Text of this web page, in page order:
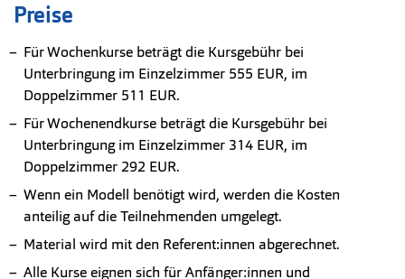
Preise
Für Wochenkurse beträgt die Kursgebühr bei
Unterbringung im Einzelzimmer 555 EUR, im
Doppelzimmer 511 EUR.
Für Wochenendkurse beträgt die Kursgebühr bei
Unterbringung im Einzelzimmer 314 EUR, im
Doppelzimmer 292 EUR.
Wenn ein Modell benötigt wird, werden die Kosten
anteilig auf die Teilnehmenden umgelegt.
Material wird mit den Referent:innen abgerechnet.
Alle Kurse eignen sich für Anfänger:innen und